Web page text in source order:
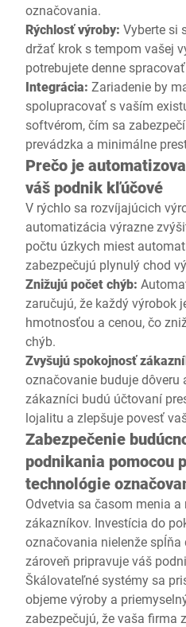
označovania.
Rýchlosť výroby: Vyberte si
držať krok s tempom vašej
potrebujete denne
Integrácia: Zariadenie by
spolupracovať s vaším
softvérom, čím sa
prevádzka a minimálne
Prečo je
váš podnik kľúčové
V rýchlo sa rozvíjajúcich
automatizácia výrazne
počtu úzkych miest
zabezpečujú plynulý chod
Znižujú počet chýb:
zaručujú, že každý výrobok
hmotnosťou a cenou, čo
chýb.
Zvyšujú spokojnosť
označovanie buduje dôveru
zákazníci budú účtovaní
lojalitu a zlepšuje povesť
Zabezpečenie
podnikania pomocou
technológie
Odvetvia sa časom menia
zákazníkov. Investícia do
označovania nielenže spĺňa
zároveň pripravuje váš
Škálovateľné systémy sa
objeme výroby a
zabezpečujú, že vaša firma